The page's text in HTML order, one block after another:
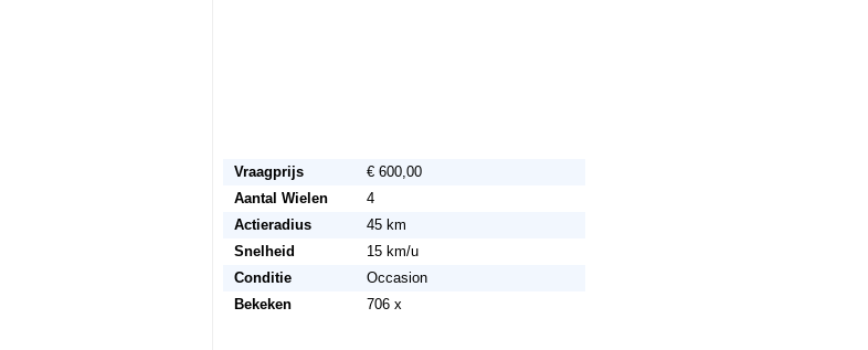
Vraagprijs
€ 600,00
Aantal Wielen
4
Actieradius
45 km
Snelheid
15 km/u
Conditie
Occasion
Bekeken
706 x